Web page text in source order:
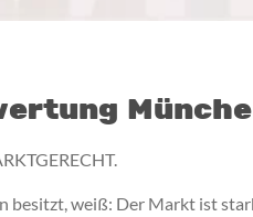
weiß: Der Markt ist